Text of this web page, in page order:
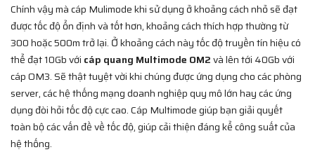
Chính vậy mà cáp Mulimode khi sử dụng ở khoảng cách nhỏ sẽ đạt
được tốc độ ổn định và tốt hơn, khoảng cách thích hợp thường từ
300 hoặc 500m trở lại. Ở khoảng cách này tốc độ truyền tín hiệu có
thể đạt 10Gb với cáp quang Multimode OM2và lên tới 40Gb với
cáp OM3. Sẽ thật tuyệt vời khi chúng được ứng dụng cho các phòng
server, các hệ thống mạng doanh nghiệp quy mô lớn hay các ứng
dụng đòi hỏi tốc độ cực cao. Cáp Multimode giúp bạn giải quyết
toàn bộ các vấn đề về tốc độ, giúp cải thiện đáng kể công suất của
hệ thống.